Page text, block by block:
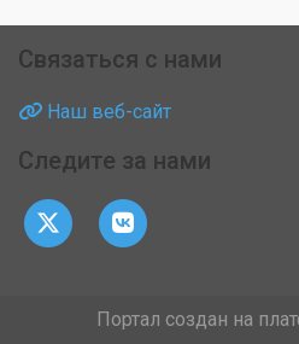
Связаться с нами
Наш веб-сайт
Следите за нами
Портал создан на